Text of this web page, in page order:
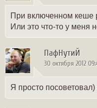
При включенном кеше
Или это что-то у меня
ПафНутиЙ
30 октября 2012
Я просто